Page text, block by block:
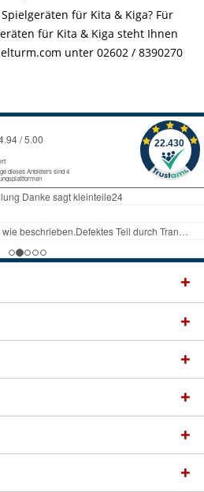
für Kita & Kiga? Für
für Kita & Kiga steht Ihnen
unter 02602 / 8390270